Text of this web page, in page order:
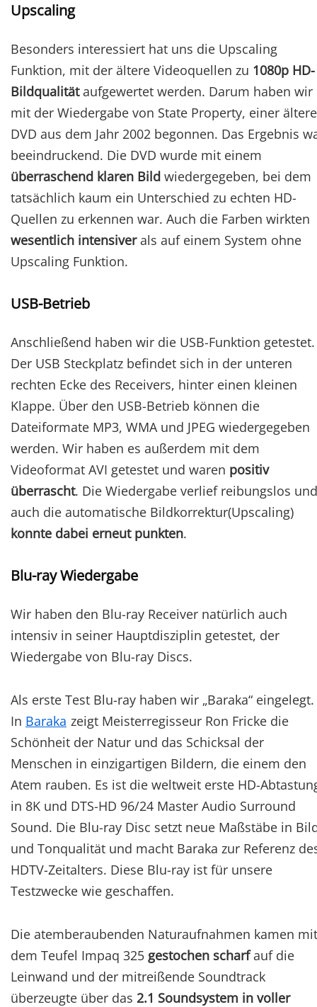
Upscaling
Besonders interessiert hat uns die Upscaling
Funktion, mit der ältere Videoquellen zu 1080p HD-
Bildqualitätaufgewertet werden. Darum haben wir
mit der Wiedergabe von State Property, einer
DVD aus dem Jahr 2002 begonnen. Das Ergebnis
beeindruckend. Die DVD wurde mit einem
überraschend klaren Bild wiedergegeben, bei dem
tatsächlich kaum ein Unterschied zu echten HD-
Quellen zu erkennen war. Auch die Farben wirkten
wesentlich intensiverals auf einem System ohne
Upscaling Funktion.
USB-Betrieb
Anschließend haben wir die USB-Funktion getestet.
Der USB Steckplatz befindet sich in der unteren
rechten Ecke des Receivers, hinter einen kleinen
Klappe. Über den USB-Betrieb können die
Dateiformate MP3, WMA und JPEG wiedergegeben
werden. Wir haben es außerdem mit dem
Videoformat AVI getestet und waren positiv
überrascht. Die Wiedergabe verlief reibungslos und
auch die automatische Bildkorrektur(Upscaling)
konnte dabei erneut punkten.
Blu-ray Wiedergabe
Wir haben den Blu-ray Receiver natürlich auch
intensiv in seiner Hauptdisziplin getestet, der
Wiedergabe von Blu-ray Discs.
Als erste Test Blu-ray haben wir „Baraka“ eingelegt.
In Baraka zeigt Meisterregisseur Ron Fricke die
Schönheit der Natur und das Schicksal der
Menschen in einzigartigen Bildern, die einem den
Atem rauben. Es ist die weltweit erste HD-
in 8K und DTS-HD 96/24 Master Audio Surround
Sound. Die Blu-ray Disc setzt neue Maßstäbe in
und Tonqualität und macht Baraka zur Referenz
HDTV-Zeitalters. Diese Blu-ray ist für unsere
Testzwecke wie geschaffen.
Die atemberaubenden Naturaufnahmen kamen mit
dem Teufel Impaq 325 gestochen scharfauf die
Leinwand und der mitreißende Soundtrack
überzeugte über das 2.1 Soundsystem in voller